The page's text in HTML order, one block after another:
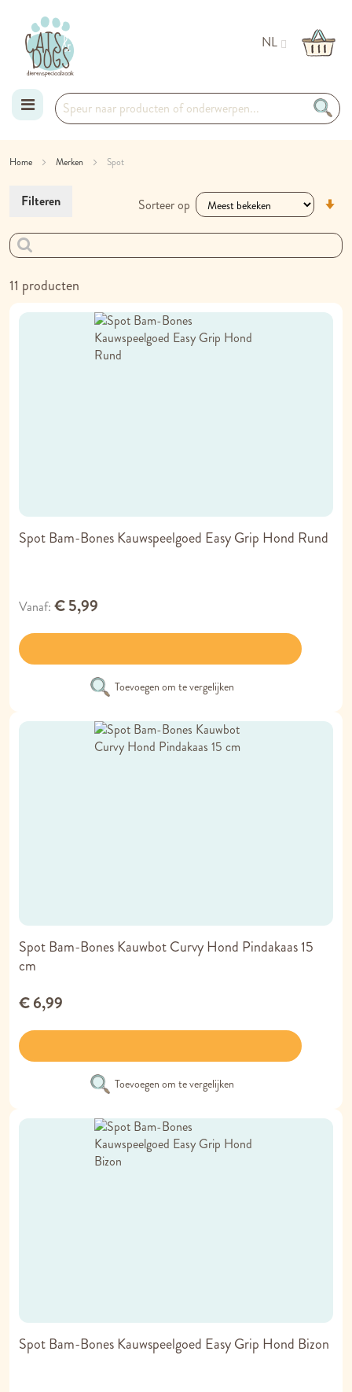
NL
de
inhoud
Home Merken Spot
11 producten
Sorteer op
Spot Bam-Bones Kauwspeelgoed Easy Grip Hond Rund
Vanaf € 5,99
Toevoegen om te vergelijken
Spot Bam-Bones Kauwbot Curvy Hond Pindakaas 15
cm
€ 6,99
Toevoegen om te vergelijken
Spot Bam-Bones Kauwspeelgoed Easy Grip Hond Bizon
Filteren